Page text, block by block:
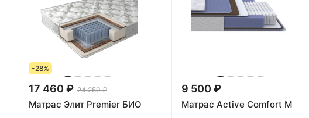
-28%
17 460 ₽ 24 250 ₽
Матрас Элит Premier БИО
9 500 ₽
Матрас Active Comfort M